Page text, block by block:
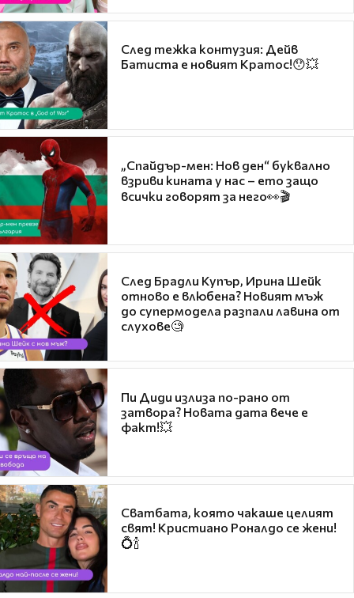
След тежка контузия: Дейв
Батиста е новият Кратос!😯💥
„Спайдър-мен: Нов ден“ буквално
взриви кината у нас – ето защо
всички говорят за него👀🎬
След Брадли Купър, Ирина Шейк
отново е влюбена? Новият мъж
до супермодела разпали лавина от
слухове🧐
Пи Диди излиза по-рано от
затвора? Новата дата вече е
факт!💥
Сватбата, която чакаше целият
свят! Кристиано Роналдо се жени!
💍🍾